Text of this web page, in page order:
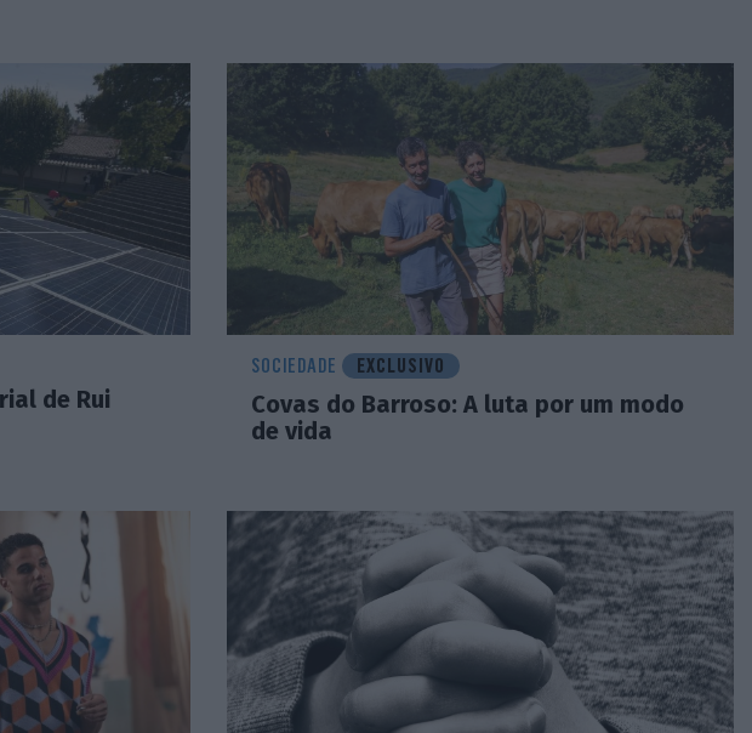
de Rui
SOCIEDADE EXCLUSIVO
Covas do Barroso: A luta por um modo
de vida